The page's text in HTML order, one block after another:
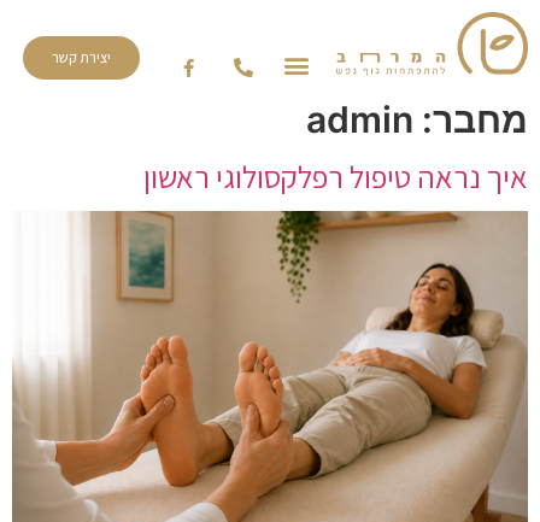
יצירת קשר
מחבר: admin
איך נראה טיפול רפלקסולוגי ראשון